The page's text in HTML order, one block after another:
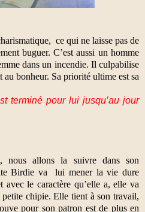
ce qui ne laisse pas de
buguer. C’est aussi un homme
dans un incendie. Il culpabilise
bonheur. Sa priorité ultime est sa
terminé pour lui jusqu’au jour
nous allons la suivre dans son
Birdie va
lui mener la vie dure
avec le caractère qu’elle a, elle va
chipie. Elle tient à son travail,
pour son patron est de plus en